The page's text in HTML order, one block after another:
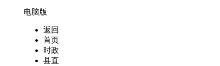
电脑版
返回
首页
时政
县直